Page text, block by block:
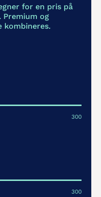
for en pris på
Premium og
kombineres.
300
300